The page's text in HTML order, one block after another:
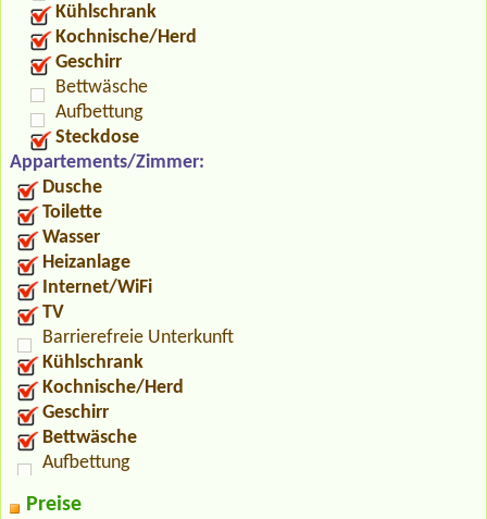
Kühlschrank
Kochnische/Herd
Geschirr
Bettwäsche
Aufbettung
Steckdose
Appartements/Zimmer:
Dusche
Toilette
Wasser
Heizanlage
Internet/WiFi
TV
Barrierefreie Unterkunft
Kühlschrank
Kochnische/Herd
Geschirr
Bettwäsche
Aufbettung
Preise